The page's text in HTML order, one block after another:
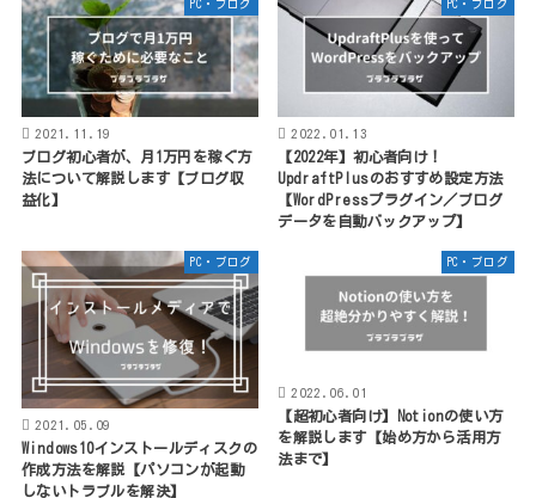
PC・ブログ
2021.11.19
ブログ初心者が、月1万円を稼ぐ方
法について解説します【ブログ収
益化】
PC・ブログ
2022.01.13
【2022年】初心者向け！
UpdraftPlusのおすすめ設定方法
【WordPressプラグイン／ブログ
データを自動バックアップ】
PC・ブログ
2021.05.09
Windows10インストールディスクの
作成方法を解説【パソコンが起動
しないトラブルを解決】
PC・ブログ
2022.06.01
【超初心者向け】Notionの使い方
を解説します【始め方から活用方
法まで】